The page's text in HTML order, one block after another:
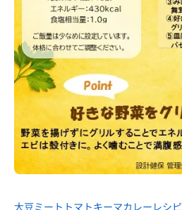
大豆ミートトマトキーマカレーレシピ